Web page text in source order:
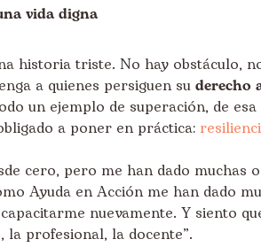
vida digna
historia triste. No hay obstáculo,
a quienes persiguen su derecho
un ejemplo de superación, de
a poner en práctica:
cero, pero me han dado muchas
Ayuda en Acción me han dado
nuevamente. Y siento
la profesional, la docente”.